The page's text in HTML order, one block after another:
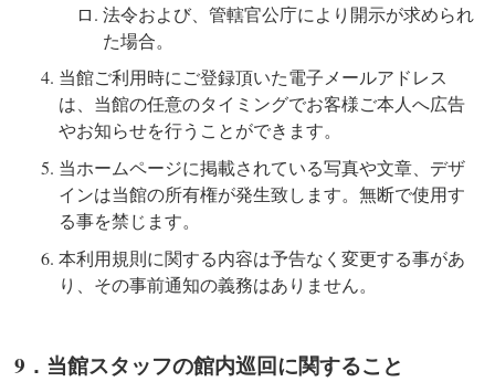
法令および、管轄官公庁により開示が求められ
た場合。
当館ご利用時にご登録頂いた電子メールアドレス
は、当館の任意のタイミングでお客様ご本人へ広告
やお知らせを行うことができます。
当ホームページに掲載されている写真や文章、デザ
インは当館の所有権が発生致します。無断で使用す
る事を禁じます。
本利用規則に関する内容は予告なく変更する事があ
り、その事前通知の義務はありません。
9．当館スタッフの館内巡回に関すること